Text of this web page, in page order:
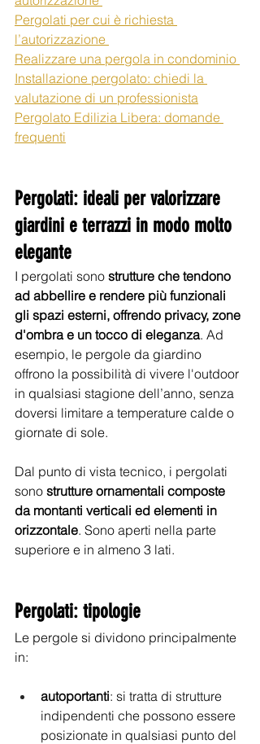
Pergolati per cui è richiesta
l’autorizzazione
Realizzare una pergola in condominio
Installazione pergolato: chiedi la
valutazione di un professionista
Pergolato Edilizia Libera: domande
frequenti
Pergolati: ideali per valorizzare
giardini e terrazzi in modo molto
elegante
I pergolati sono strutture che tendono
ad abbellire e rendere più funzionali
gli spazi esterni, offrendo privacy, zone
d'ombra e un tocco di eleganza. Ad
esempio, le pergole da giardino
offrono la possibilità di vivere l'outdoor
in qualsiasi stagione dell’anno, senza
doversi limitare a temperature calde o
giornate di sole.
Dal punto di vista tecnico, i pergolati
sono strutture ornamentali composte
da montanti verticali ed elementi in
orizzontale. Sono aperti nella parte
superiore e in almeno 3 lati.
Pergolati: tipologie
Le pergole si dividono principalmente
in:
autoportanti: si tratta di strutture
indipendenti che possono essere
posizionate in qualsiasi punto del